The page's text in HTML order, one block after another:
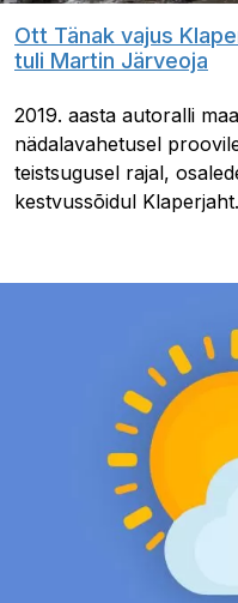
Ott Tänak vajus
tuli Martin Järveoja
2019. aasta autoralli
nädalavahetusel
teistsugusel rajal,
kestvussõidul Klaperjaht.